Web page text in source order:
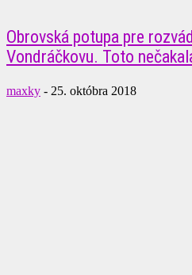
Obrovská potupa pre
Vondráčkovu. Toto
maxky - 25. októbra 2018